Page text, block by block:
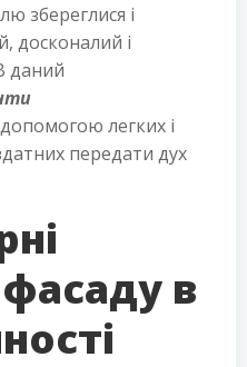
збереглися і
досконалий і
даний
легких і
передати дух
в